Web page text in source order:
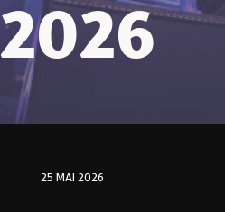
2026
25 MAI 2026